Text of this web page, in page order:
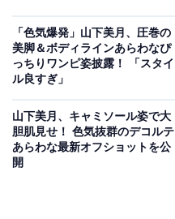
「色気爆発」山下美月、圧巻の
美脚＆ボディラインあらわなぴ
っちりワンピ姿披露！ 「スタイ
ル良すぎ」
山下美月、キャミソール姿で大
胆肌見せ！ 色気抜群のデコルテ
あらわな最新オフショットを公
開